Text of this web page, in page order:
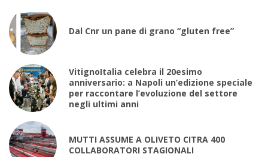
Dal Cnr un pane di grano “gluten free”
VitignoItalia celebra il 20esimo
anniversario: a Napoli un’edizione speciale
per raccontare l’evoluzione del settore
negli ultimi anni
MUTTI ASSUME A OLIVETO CITRA 400
COLLABORATORI STAGIONALI